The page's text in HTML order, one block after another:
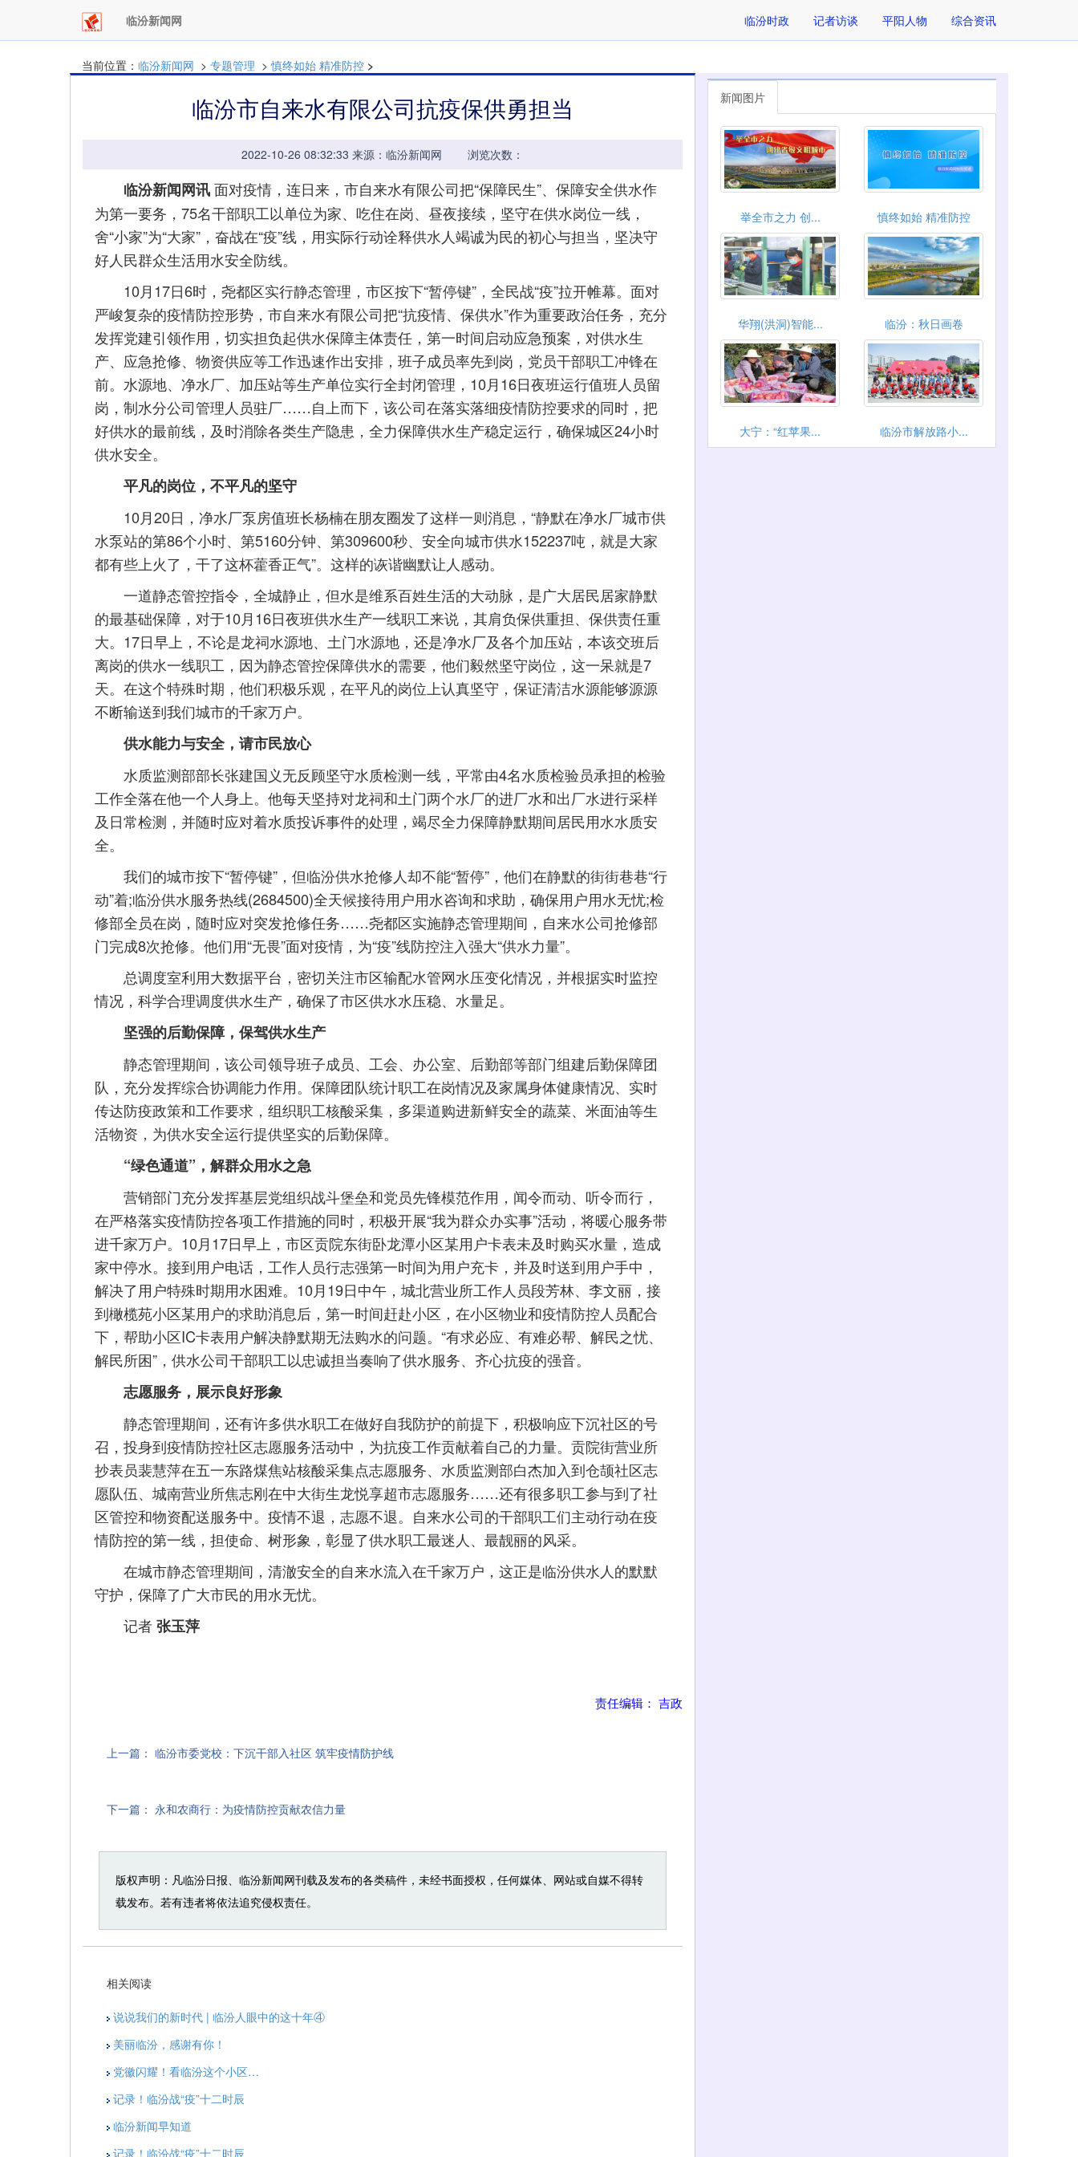
临汾新闻网 临汾时政 记者访谈 平阳人物 综合资讯
当前位置： 临汾新闻网 > 专题管理 >慎终如始 精准防控 >
临汾市自来水有限公司抗疫保供勇担当
2022-10-26 08:32:33 来源：临汾新闻网 浏览次数：
临汾新闻网讯面对疫情，连日来，市自来水有限公司把“保障民生”、保障安全供水作
为第一要务，75名干部职工以单位为家、吃住在岗、昼夜接续，坚守在供水岗位一线，
舍“小家”为“大家”，奋战在“疫”线，用实际行动诠释供水人竭诚为民的初心与担当，坚决守
好人民群众生活用水安全防线。
10月17日6时，尧都区实行静态管理，市区按下“暂停键”，全民战“疫”拉开帷幕。面对
严峻复杂的疫情防控形势，市自来水有限公司把“抗疫情、保供水”作为重要政治任务，充分
发挥党建引领作用，切实担负起供水保障主体责任，第一时间启动应急预案，对供水生
产、应急抢修、物资供应等工作迅速作出安排，班子成员率先到岗，党员干部职工冲锋在
前。水源地、净水厂、加压站等生产单位实行全封闭管理，10月16日夜班运行值班人员留
岗，制水分公司管理人员驻厂……自上而下，该公司在落实落细疫情防控要求的同时，把
好供水的最前线，及时消除各类生产隐患，全力保障供水生产稳定运行，确保城区24小时
供水安全。
平凡的岗位，不平凡的坚守
10月20日，净水厂泵房值班长杨楠在朋友圈发了这样一则消息，“静默在净水厂城市供
水泵站的第86个小时、第5160分钟、第309600秒、安全向城市供水152237吨，就是大家
都有些上火了，干了这杯藿香正气”。这样的诙谐幽默让人感动。
一道静态管控指令，全城静止，但水是维系百姓生活的大动脉，是广大居民居家静默
的最基础保障，对于10月16日夜班供水生产一线职工来说，其肩负保供重担、保供责任重
大。17日早上，不论是龙祠水源地、土门水源地，还是净水厂及各个加压站，本该交班后
离岗的供水一线职工，因为静态管控保障供水的需要，他们毅然坚守岗位，这一呆就是7
天。在这个特殊时期，他们积极乐观，在平凡的岗位上认真坚守，保证清洁水源能够源源
不断输送到我们城市的千家万户。
供水能力与安全，请市民放心
水质监测部部长张建国义无反顾坚守水质检测一线，平常由4名水质检验员承担的检验
工作全落在他一个人身上。他每天坚持对龙祠和土门两个水厂的进厂水和出厂水进行采样
及日常检测，并随时应对着水质投诉事件的处理，竭尽全力保障静默期间居民用水水质安
全。
我们的城市按下“暂停键”，但临汾供水抢修人却不能“暂停”，他们在静默的街街巷巷“行
动”着;临汾供水服务热线(2684500)全天候接待用户用水咨询和求助，确保用户用水无忧;检
修部全员在岗，随时应对突发抢修任务……尧都区实施静态管理期间，自来水公司抢修部
门完成8次抢修。他们用“无畏”面对疫情，为“疫”线防控注入强大“供水力量”。
总调度室利用大数据平台，密切关注市区输配水管网水压变化情况，并根据实时监控
情况，科学合理调度供水生产，确保了市区供水水压稳、水量足。
坚强的后勤保障，保驾供水生产
静态管理期间，该公司领导班子成员、工会、办公室、后勤部等部门组建后勤保障团
队，充分发挥综合协调能力作用。保障团队统计职工在岗情况及家属身体健康情况、实时
传达防疫政策和工作要求，组织职工核酸采集，多渠道购进新鲜安全的蔬菜、米面油等生
活物资，为供水安全运行提供坚实的后勤保障。
“绿色通道”，解群众用水之急
营销部门充分发挥基层党组织战斗堡垒和党员先锋模范作用，闻令而动、听令而行，
在严格落实疫情防控各项工作措施的同时，积极开展“我为群众办实事”活动，将暖心服务带
进千家万户。10月17日早上，市区贡院东街卧龙潭小区某用户卡表未及时购买水量，造成
家中停水。接到用户电话，工作人员行志强第一时间为用户充卡，并及时送到用户手中，
解决了用户特殊时期用水困难。10月19日中午，城北营业所工作人员段芳林、李文丽，接
到橄榄苑小区某用户的求助消息后，第一时间赶赴小区，在小区物业和疫情防控人员配合
下，帮助小区IC卡表用户解决静默期无法购水的问题。“有求必应、有难必帮、解民之忧、
解民所困”，供水公司干部职工以忠诚担当奏响了供水服务、齐心抗疫的强音。
志愿服务，展示良好形象
静态管理期间，还有许多供水职工在做好自我防护的前提下，积极响应下沉社区的号
召，投身到疫情防控社区志愿服务活动中，为抗疫工作贡献着自己的力量。贡院街营业所
抄表员裴慧萍在五一东路煤焦站核酸采集点志愿服务、水质监测部白杰加入到仓颉社区志
愿队伍、城南营业所焦志刚在中大街生龙悦享超市志愿服务……还有很多职工参与到了社
区管控和物资配送服务中。疫情不退，志愿不退。自来水公司的干部职工们主动行动在疫
情防控的第一线，担使命、树形象，彰显了供水职工最迷人、最靓丽的风采。
在城市静态管理期间，清澈安全的自来水流入在千家万户，这正是临汾供水人的默默
守护，保障了广大市民的用水无忧。
记者张玉萍
责任编辑： 吉政
上一篇： 临汾市委党校：下沉干部入社区 筑牢疫情防护线
下一篇： 永和农商行：为疫情防控贡献农信力量
版权声明：凡临汾日报、临汾新闻网刊载及发布的各类稿件，未经书面授权，任何媒体、网站或自媒不得转
载发布。若有违者将依法追究侵权责任。
相关阅读
说说我们的新时代 | 临汾人眼中的这十年④
美丽临汾，感谢有你！
党徽闪耀！看临汾这个小区…
记录！临汾战“疫”十二时辰
临汾新闻早知道
记录！临汾战“疫”十二时辰
新闻图片
举全市之力 创... 慎终如始 精准防控
华翔(洪洞)智能... 临汾：秋日画卷
大宁：“红苹果... 临汾市解放路小...